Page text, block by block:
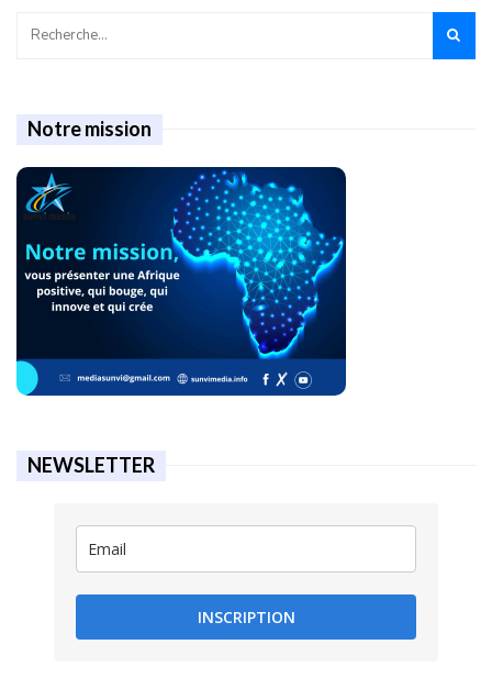
Notre mission
NEWSLETTER
INSCRIPTION